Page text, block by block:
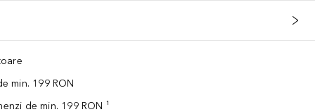
min. 199 RON
de min. 199 RON ¹